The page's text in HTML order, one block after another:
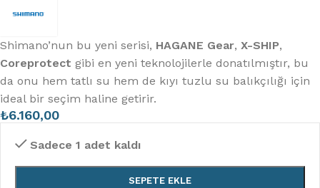
Shimano’nun bu yeni serisi, HAGANE Gear, X-SHIP,
Coreprotect gibi en yeni teknolojilerle donatılmıştır, bu
da onu hem tatlı su hem de kıyı tuzlu su balıkçılığı için
ideal bir seçim haline getirir.
₺6.160,00
Sadece 1 adet kaldı
SEPETE EKLE